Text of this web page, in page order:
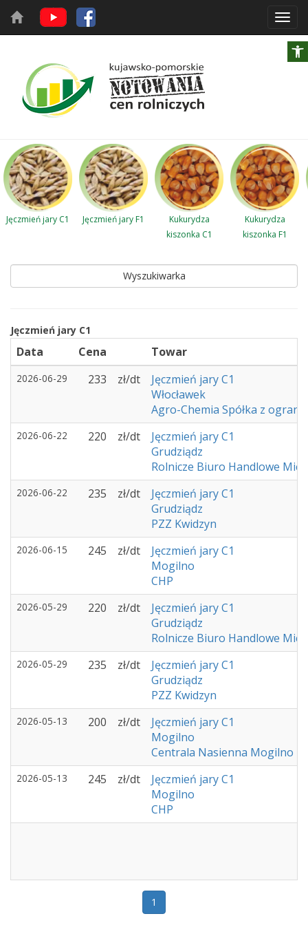
Jęczmień jary C1 Jęczmień jary F1
Kukurydza
kiszonka C1
Kukurydza
kiszonka F1
Wyszukiwarka
Jęczmień jary C1
Data Cena Towar
2026-06-29 233 zł/dt
Jęczmień jary C1
Włocławek
Agro-Chemia Spółka z
2026-06-22 220 zł/dt
Jęczmień jary C1
Grudziądz
Rolnicze Biuro Handlowe
2026-06-22 235 zł/dt
Jęczmień jary C1
Grudziądz
PZZ Kwidzyn
2026-06-15 245 zł/dt
Jęczmień jary C1
Mogilno
CHP
2026-05-29 220 zł/dt
Jęczmień jary C1
Grudziądz
Rolnicze Biuro Handlowe
2026-05-29 235 zł/dt
Jęczmień jary C1
Grudziądz
PZZ Kwidzyn
2026-05-13 200 zł/dt
Jęczmień jary C1
Mogilno
Centrala Nasienna Mogilno
2026-05-13 245 zł/dt
Jęczmień jary C1
Mogilno
CHP
1